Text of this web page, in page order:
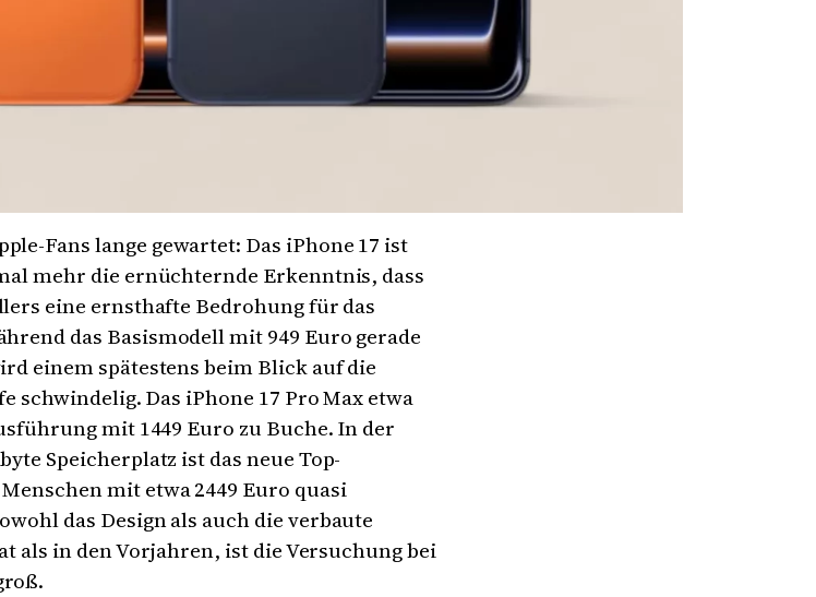
Fans lange gewartet: Das iPhone 17 ist
mehr die ernüchternde Erkenntnis, dass
eine ernsthafte Bedrohung für das
das Basismodell mit 949 Euro gerade
einem spätestens beim Blick auf die
schwindelig. Das iPhone 17 Pro Max etwa
mit 1449 Euro zu Buche. In der
Speicherplatz ist das neue Top-
mit etwa 2449 Euro quasi
das Design als auch die verbaute
als in den Vorjahren, ist die Versuchung bei